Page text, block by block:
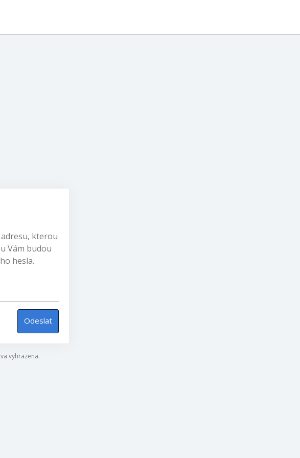
kterou
Vám budou
hesla.
Odeslat
vyhrazena.